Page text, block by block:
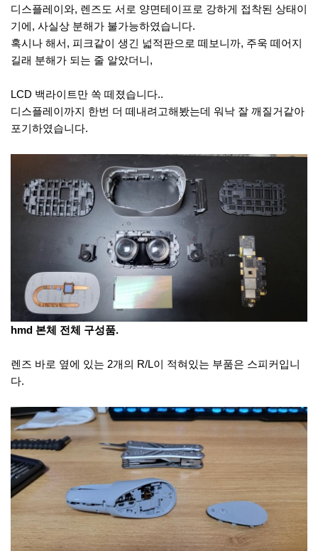
디스플레이와, 렌즈도 서로 양면테이프로 강하게 접착된 상태이
기에, 사실상 분해가 불가능하였습니다.
혹시나 해서, 피크같이 생긴 넓적판으로 떼보니까, 주욱 떼어지
길래 분해가 되는 줄 알았더니,
LCD 백라이트만 쏙 떼졌습니다..
디스플레이까지 한번 더 떼내려고해봤는데 워낙 잘 깨질거같아
포기하였습니다.
hmd 본체 전체 구성품.
렌즈 바로 옆에 있는 2개의 R/L이 적혀있는 부품은 스피커입니
다.